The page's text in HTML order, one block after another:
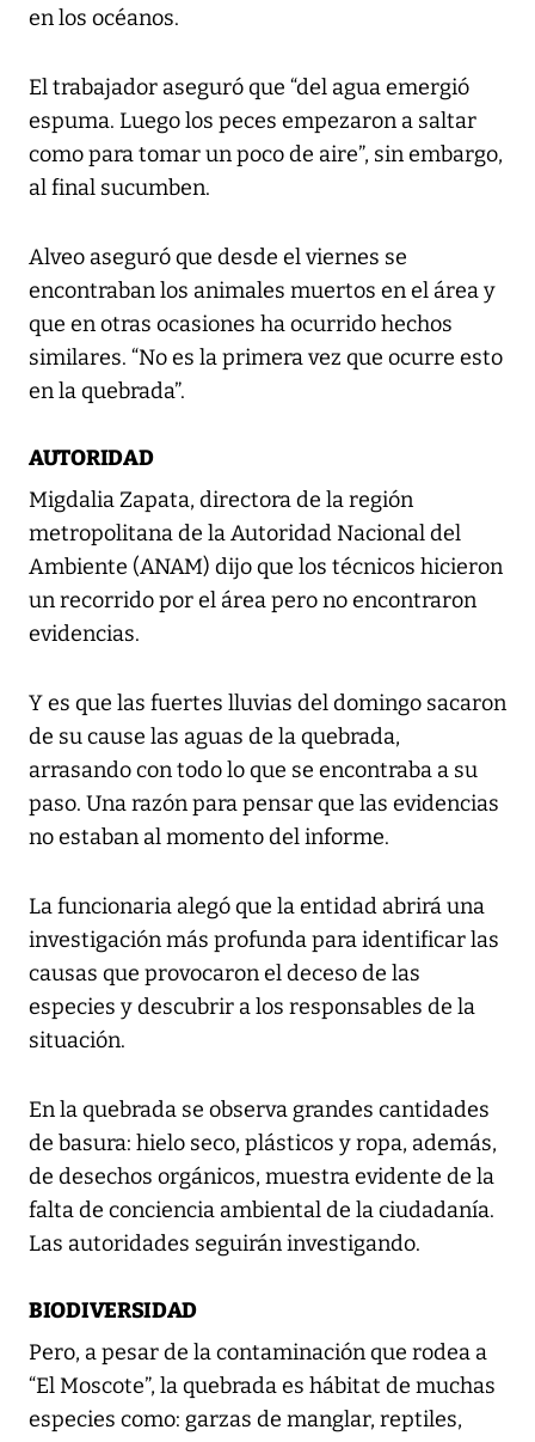
en los océanos.
El trabajador aseguró que “del agua emergió
espuma. Luego los peces empezaron a saltar
como para tomar un poco de aire”, sin embargo,
al final sucumben.
Alveo aseguró que desde el viernes se
encontraban los animales muertos en el área y
que en otras ocasiones ha ocurrido hechos
similares. “No es la primera vez que ocurre esto
en la quebrada”.
AUTORIDAD
Migdalia Zapata, directora de la región
metropolitana de la Autoridad Nacional del
Ambiente (ANAM) dijo que los técnicos hicieron
un recorrido por el área pero no encontraron
evidencias.
Y es que las fuertes lluvias del domingo sacaron
de su cause las aguas de la quebrada,
arrasando con todo lo que se encontraba a su
paso. Una razón para pensar que las evidencias
no estaban al momento del informe.
La funcionaria alegó que la entidad abrirá una
investigación más profunda para identificar las
causas que provocaron el deceso de las
especies y descubrir a los responsables de la
situación.
En la quebrada se observa grandes cantidades
de basura: hielo seco, plásticos y ropa, además,
de desechos orgánicos, muestra evidente de la
falta de conciencia ambiental de la ciudadanía.
Las autoridades seguirán investigando.
BIODIVERSIDAD
Pero, a pesar de la contaminación que rodea a
“El Moscote”, la quebrada es hábitat de muchas
especies como: garzas de manglar, reptiles,